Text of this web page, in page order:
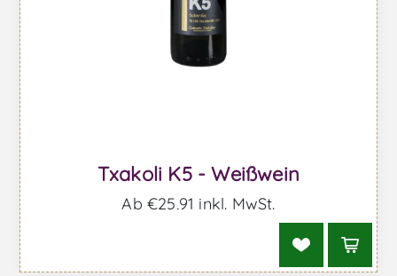
Txakoli K5 - Weißwein
Ab €25,91 inkl. MwSt.